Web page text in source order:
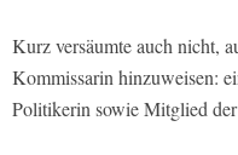
Kurz versäumte auch nicht,
Kommissarin hinzuweisen:
Politikerin sowie Mitglied